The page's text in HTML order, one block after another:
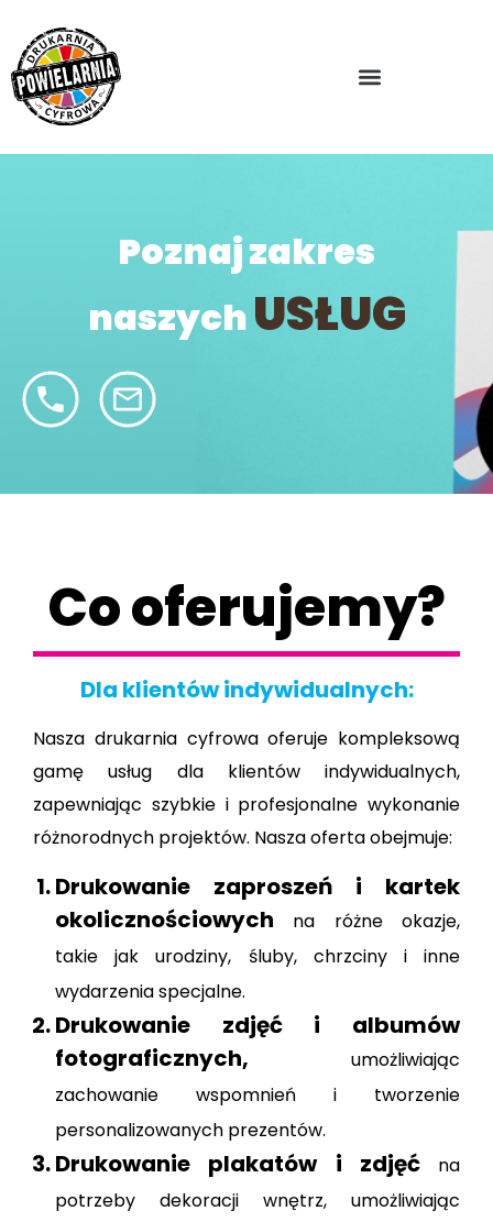
Poznaj zakres
naszychUSŁUG
Co oferujemy?
Dla klientów indywidualnych:
Nasza drukarnia cyfrowa oferuje kompleksową
gamę usług dla klientów indywidualnych,
zapewniając szybkie i profesjonalne wykonanie
różnorodnych projektów. Nasza oferta obejmuje:
Drukowanie zaproszeń i kartek
okolicznościowych
na różne okazje,
takie jak urodziny, śluby, chrzciny i inne
wydarzenia specjalne.
Drukowanie zdjęć i albumów
fotograficznych, umożliwiając
zachowanie wspomnień i tworzenie
personalizowanych prezentów.
Drukowanie plakatów i zdjęć
na
potrzeby dekoracji wnętrz, umożliwiając